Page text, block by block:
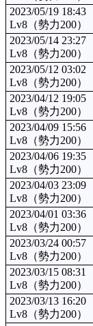
2023/05/19 18:43
Lv8（勢力200）
2023/05/14 23:27
Lv8（勢力200）
2023/05/12 03:02
Lv8（勢力200）
2023/04/12 19:05
Lv8（勢力200）
2023/04/09 15:56
Lv8（勢力200）
2023/04/06 19:35
Lv8（勢力200）
2023/04/03 23:09
Lv8（勢力200）
2023/04/01 03:36
Lv8（勢力200）
2023/03/24 00:57
Lv8（勢力200）
2023/03/15 08:31
Lv8（勢力200）
2023/03/13 16:20
Lv8（勢力200）